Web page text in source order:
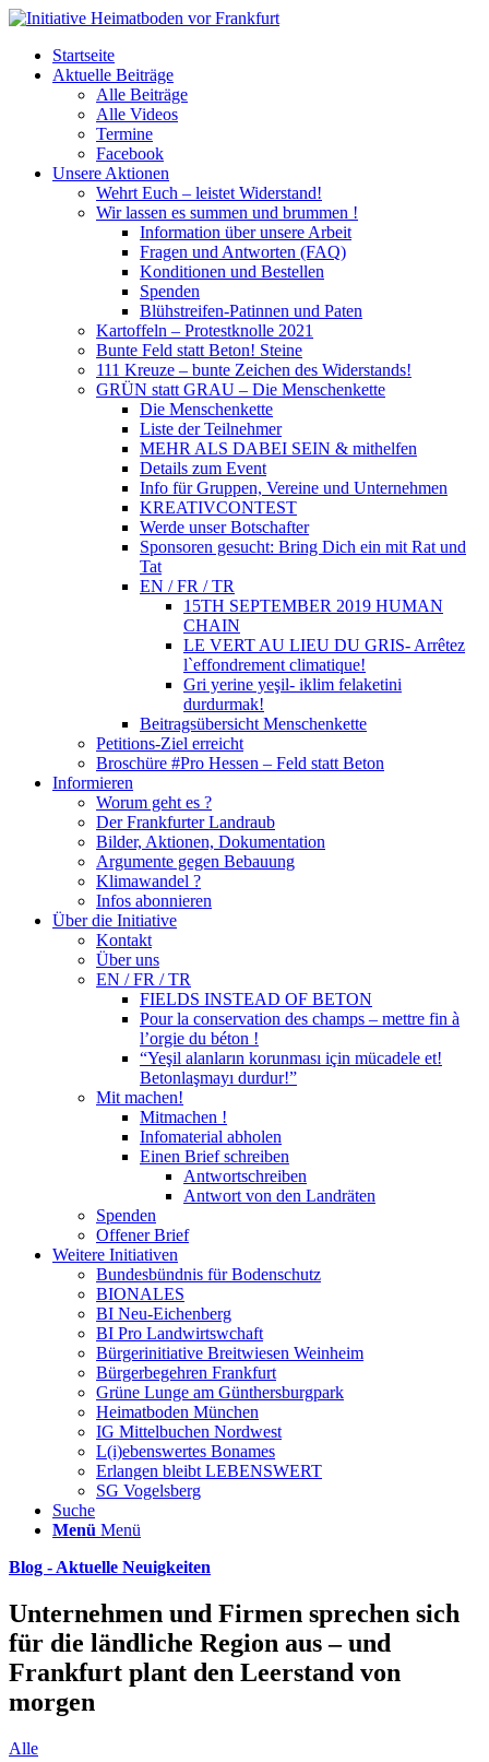
Startseite
Aktuelle Beiträge
Alle Beiträge
Alle Videos
Termine
Facebook
Unsere Aktionen
Wehrt Euch – leistet Widerstand!
Wir lassen es summen und brummen !
Information über unsere Arbeit
Fragen und Antworten (FAQ)
Konditionen und Bestellen
Spenden
Blühstreifen-Patinnen und Paten
Kartoffeln – Protestknolle 2021
Bunte Feld statt Beton! Steine
111 Kreuze – bunte Zeichen des Widerstands!
GRÜN statt GRAU – Die Menschenkette
Die Menschenkette
Liste der Teilnehmer
MEHR ALS DABEI SEIN & mithelfen
Details zum Event
Info für Gruppen, Vereine und Unternehmen
KREATIVCONTEST
Werde unser Botschafter
Sponsoren gesucht: Bring Dich ein mit Rat und
Tat
EN / FR / TR
15TH SEPTEMBER 2019 HUMAN
CHAIN
LE VERT AU LIEU DU GRIS- Arrêtez
l`effondrement climatique!
Gri yerine yeşil- iklim felaketini
durdurmak!
Beitragsübersicht Menschenkette
Petitions-Ziel erreicht
Broschüre #Pro Hessen – Feld statt Beton
Informieren
Worum geht es ?
Der Frankfurter Landraub
Bilder, Aktionen, Dokumentation
Argumente gegen Bebauung
Klimawandel ?
Infos abonnieren
Über die Initiative
Kontakt
Über uns
EN / FR / TR
FIELDS INSTEAD OF BETON
Pour la conservation des champs – mettre fin à
l’orgie du béton !
“Yeşil alanların korunması için mücadele et!
Betonlaşmayı durdur!”
Mit machen!
Mitmachen !
Infomaterial abholen
Einen Brief schreiben
Antwortschreiben
Antwort von den Landräten
Spenden
Offener Brief
Weitere Initiativen
Bundesbündnis für Bodenschutz
BIONALES
BI Neu-Eichenberg
BI Pro Landwirtswchaft
Bürgerinitiative Breitwiesen Weinheim
Bürgerbegehren Frankfurt
Grüne Lunge am Günthersburgpark
Heimatboden München
IG Mittelbuchen Nordwest
L(i)ebenswertes Bonames
Erlangen bleibt LEBENSWERT
SG Vogelsberg
Suche
Menü Menü
Blog - Aktuelle Neuigkeiten
Unternehmen und Firmen sprechen sich
für die ländliche Region aus – und
Frankfurt plant den Leerstand von
morgen
Alle